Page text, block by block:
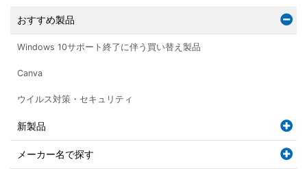
おすすめ製品
Windows 10サポート終了に伴う買い替え製品
Canva
ウイルス対策・セキュリティ
新製品
メーカー名で探す